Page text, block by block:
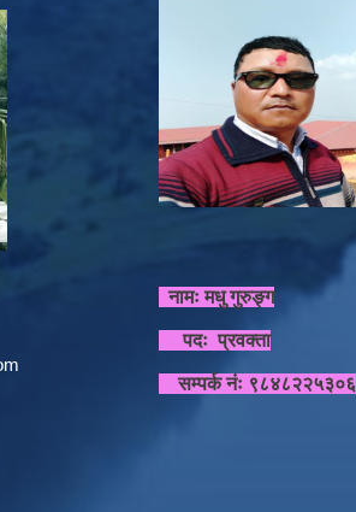
नामः मधु गुरुङ्ग
पदः प्रवक्ता
सम्पर्क नंः ९८४८२२५३०६